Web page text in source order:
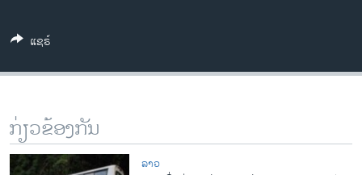
ທຸລະກິດ
ພາສາອັງກິດ
ສຽງ
ລາຍການກະຈາຍສຽງ
ແຊຣ໌
ກ່ຽວຂ້ອງກັນ
ລາວ